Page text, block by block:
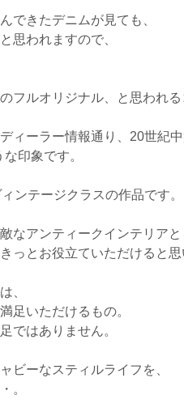
できたデニムが見ても、
思われますので、
フルオリジナル、と思われる
ィーラー情報通り、20世紀中
印象です。
ンテージクラスの作品です。
なアンティークインテリア
っとお役立ていただけると思
、
足いただけるもの。
ではありません。
ビーなスティルライフを、
。